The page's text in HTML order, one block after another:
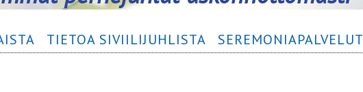
TIETOA SIVIILIJUHLISTA SEREMONIA­­PALVELUT